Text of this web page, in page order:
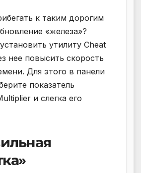
к таким дорогим
«железа»?
утилиту Cheat
нее повысить скорость
Для этого в панели
показатель
и слегка его